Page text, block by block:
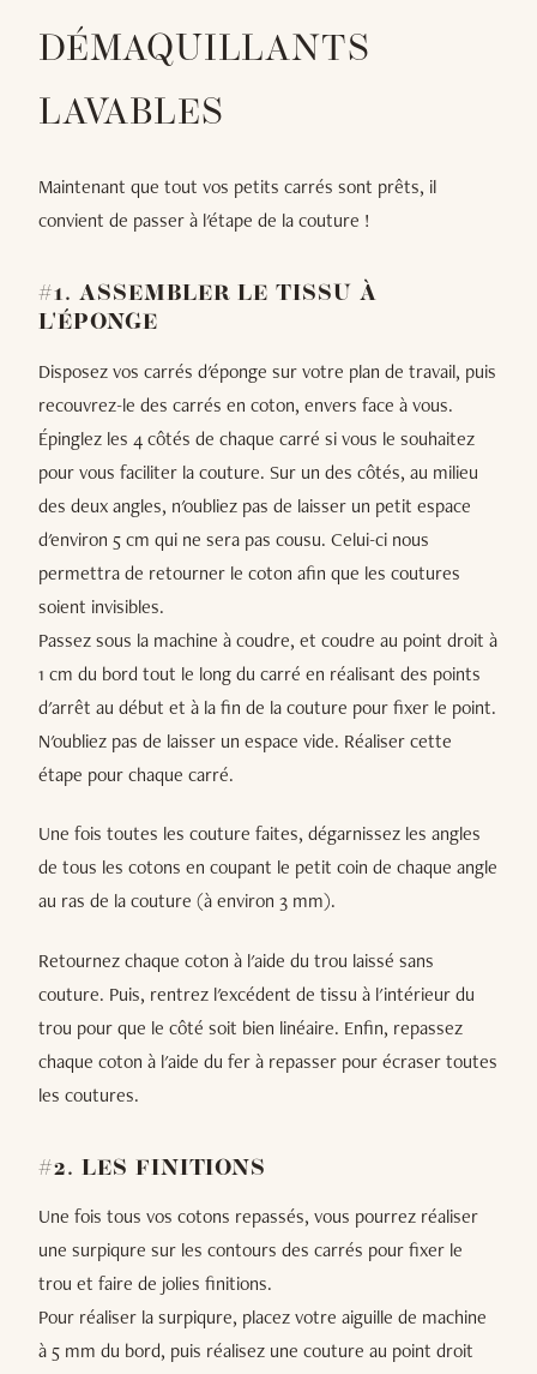
DÉMAQUILLANTS
LAVABLES
Maintenant que tout vos petits carrés sont prêts, il
convient de passer à l'étape de la couture !
#1. ASSEMBLER LE TISSU À
L'ÉPONGE
Disposez vos carrés d'éponge sur votre plan de travail, puis
recouvrez-le des carrés en coton, envers face à vous.
Épinglez les 4 côtés de chaque carré si vous le souhaitez
pour vous faciliter la couture. Sur un des côtés, au milieu
des deux angles, n'oubliez pas de laisser un petit espace
d'environ 5 cm qui ne sera pas cousu. Celui-ci nous
permettra de retourner le coton afin que les coutures
soient invisibles.
Passez sous la machine à coudre, et coudre au point droit à
1 cm du bord tout le long du carré en réalisant des points
d'arrêt au début et à la fin de la couture pour fixer le point.
N'oubliez pas de laisser un espace vide. Réaliser cette
étape pour chaque carré.
Une fois toutes les couture faites, dégarnissez les angles
de tous les cotons en coupant le petit coin de chaque angle
au ras de la couture (à environ 3 mm).
Retournez chaque coton à l'aide du trou laissé sans
couture. Puis, rentrez l'excédent de tissu à l'intérieur du
trou pour que le côté soit bien linéaire. Enfin, repassez
chaque coton à l'aide du fer à repasser pour écraser toutes
les coutures.
#2. LES FINITIONS
Une fois tous vos cotons repassés, vous pourrez réaliser
une surpiqure sur les contours des carrés pour fixer le
trou et faire de jolies finitions.
Pour réaliser la surpiqure, placez votre aiguille de machine
à 5 mm du bord, puis réalisez une couture au point droit